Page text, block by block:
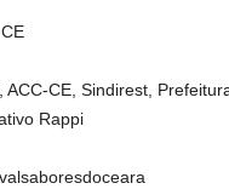
ACC-CE, Sindirest,
Rappi